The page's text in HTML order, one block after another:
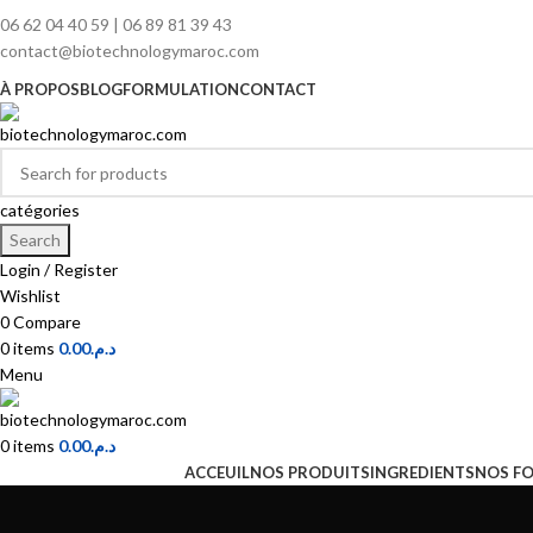
06 62 04 40 59 | 06 89 81 39 43
contact@biotechnologymaroc.com
À PROPOSBLOGFORMULATIONCONTACT
catégories
Search
Login / Register
Wishlist
0Compare
0items د.م.0.00
Menu
0items د.م.0.00
ACCEUILNOS PRODUITSINGREDIENTSNOS